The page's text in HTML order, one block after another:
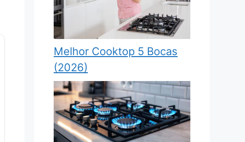
Melhor Cooktop 5 Bocas
(2026)